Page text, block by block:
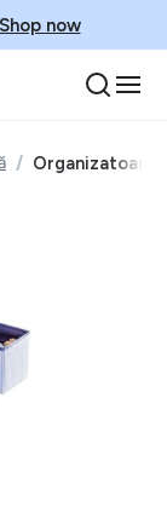
Shop now